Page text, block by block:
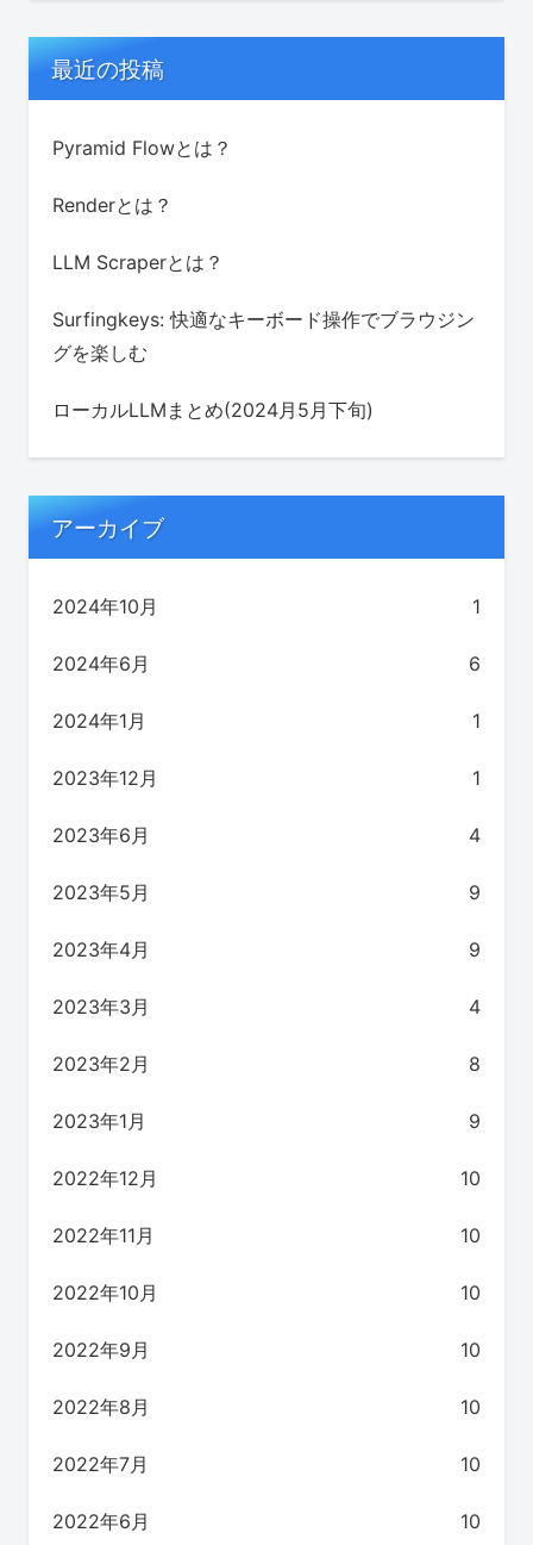
最近の投稿
Pyramid Flowとは？
Renderとは？
LLM Scraperとは？
Surfingkeys: 快適なキーボード操作でブラウジン
グを楽しむ
ローカルLLMまとめ(2024月5月下旬)
アーカイブ
2024年10月 1
2024年6月 6
2024年1月 1
2023年12月 1
2023年6月 4
2023年5月 9
2023年4月 9
2023年3月 4
2023年2月 8
2023年1月 9
2022年12月 10
2022年11月 10
2022年10月 10
2022年9月 10
2022年8月 10
2022年7月 10
2022年6月 10